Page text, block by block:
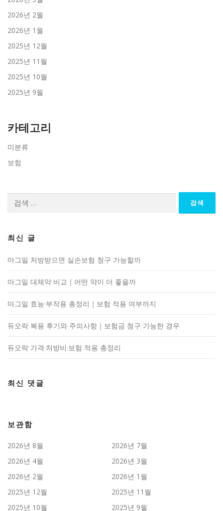
2026년 2월
2026년 1월
2025년 12월
2025년 11월
2025년 10월
2025년 9월
카테고리
미분류
보험
최신 글
마그밀 처방받으면 실손보험 청구 가능할까
마그밀 대체약 비교｜어떤 약이 더 좋을까
마그밀 효능·부작용 총정리｜보험 적용 여부까지
듀오락 복용 후기와 주의사항｜보험금 청구 가능한 경우
듀오락 가격·처방비·보험 적용 총정리
최신 댓글
보관함
2026년 8월
2026년 7월
2026년 4월
2026년 3월
2026년 2월
2026년 1월
2025년 12월
2025년 11월
2025년 10월
2025년 9월